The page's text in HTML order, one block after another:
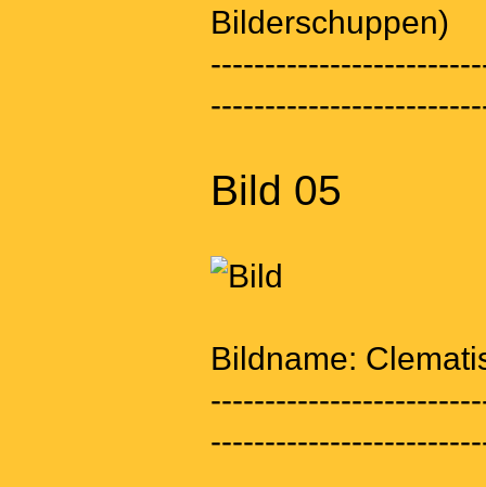
Bilderschuppen)
Bild 05
Bildname: